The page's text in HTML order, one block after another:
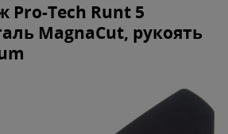
Pro-Tech Runt 5
MagnaCut, рукоять